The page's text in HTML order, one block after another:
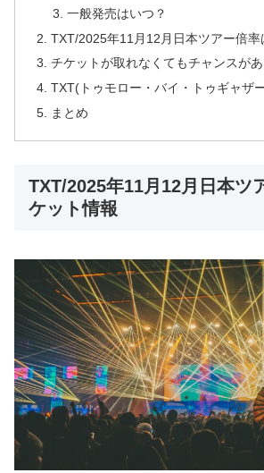
一般発売はいつ？
TXT/2025年11月12月日本ツアー倍率
チケットが取れなくてもチャンスがあ
TXT(トゥモロー・バイ・トゥギャザ
まとめ
TXT/2025年11月12月日本ツ
ケット情報